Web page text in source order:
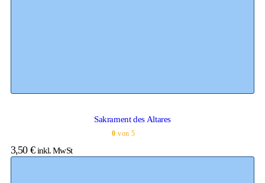
Sakrament des Altares
0 von 5
3,50 € inkl. MwSt